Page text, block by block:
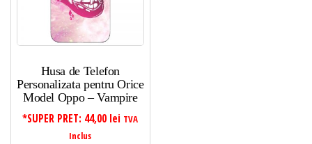
Husa de Telefon
Personalizata pentru Orice
Model Oppo – Vampire
*SUPER PRET: 44,00 lei TVA
Inclus